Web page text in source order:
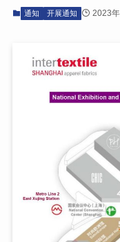
通知 开展通知 2023